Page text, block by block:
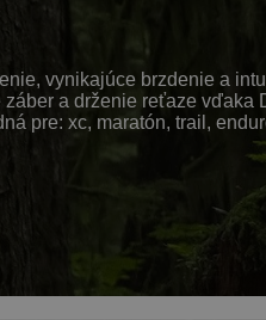
vynikajúce brzdenie a
a drženie reťaze vďaka
pre: xc, maratón, trail,